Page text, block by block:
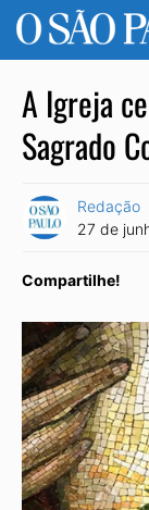
A Igreja
Sagrado
Redação
27 de
Compartilhe!